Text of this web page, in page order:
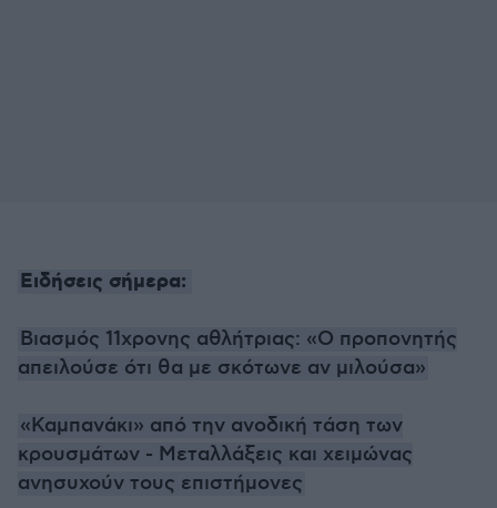
Ειδήσεις σήμερα:
Βιασμός 11χρονης αθλήτριας: «Ο προπονητής
απειλούσε ότι θα με σκότωνε αν μιλούσα»
«Καμπανάκι» από την ανοδική τάση των
κρουσμάτων - Μεταλλάξεις και χειμώνας
ανησυχούν τους επιστήμονες